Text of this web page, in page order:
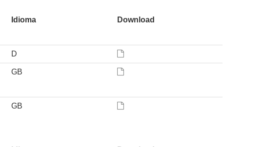
Idioma Download
D
GB
GB